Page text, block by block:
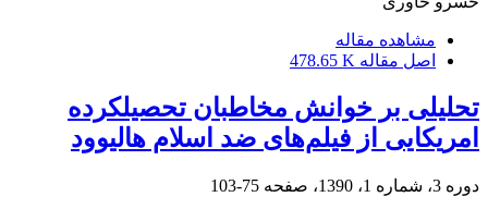
مشاهده مقاله
اصل مقاله 478.65 K
تحلیلی بر خوانش مخاطبان تحصیلکرده
امریکایی از فیلم‌های ضد اسلام هالیوود
دوره 3، شماره 1، 1390، صفحه 75-103